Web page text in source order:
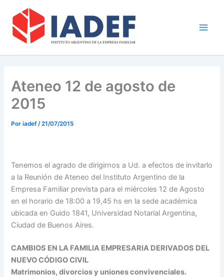
contenido
Ateneo 12 de agosto de
2015
Poriadef/21/07/2015
Tenemos el agrado de dirigirnos a Ud. a efectos de invitarlo
a la Reunión de Ateneo del Instituto Argentino de la
Empresa Familiar prevista para el miércoles 12 de Agosto
en el horario de 18:00 a 19,45 hs en la sede académica
ubicada en Guido 1841, Universidad Notarial Argentina,
Ciudad de Buenos Aires.
CAMBIOS EN LA FAMILIA EMPRESARIA DERIVADOS DEL
NUEVO CÓDIGO CIVIL
Matrimonios, divorcios y uniones convivenciales.